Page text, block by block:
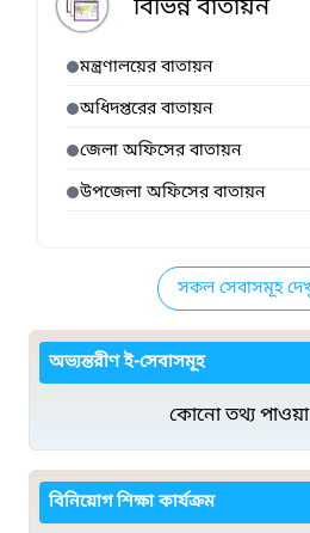
বিভিন্ন বাতায়ন
মন্ত্রণালয়ের বাতায়ন
অধিদপ্তরের বাতায়ন
জেলা অফিসের বাতায়ন
উপজেলা অফিসের বাতায়ন
সকল সেবাসমূহ
অভ্যন্তরীণ ই-সেবাসমূহ
কোনো তথ্য পাওয়া
বিনিয়োগ শিক্ষা কার্যক্রম